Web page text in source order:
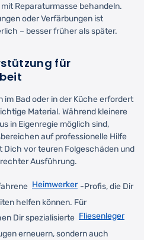
Reparaturmasse behandeln.
oder Verfärbungen ist
– besser früher als später.
für
im Bad oder in der Küche erfordert
Material. Während kleinere
in Eigenregie möglich sind,
auf professionelle Hilfe
vor teuren Folgeschäden und
Ausführung.
Heimwerker -Profis, die Dir
helfen können. Für
Dir spezialisierte Fliesenleger
erneuern, sondern auch